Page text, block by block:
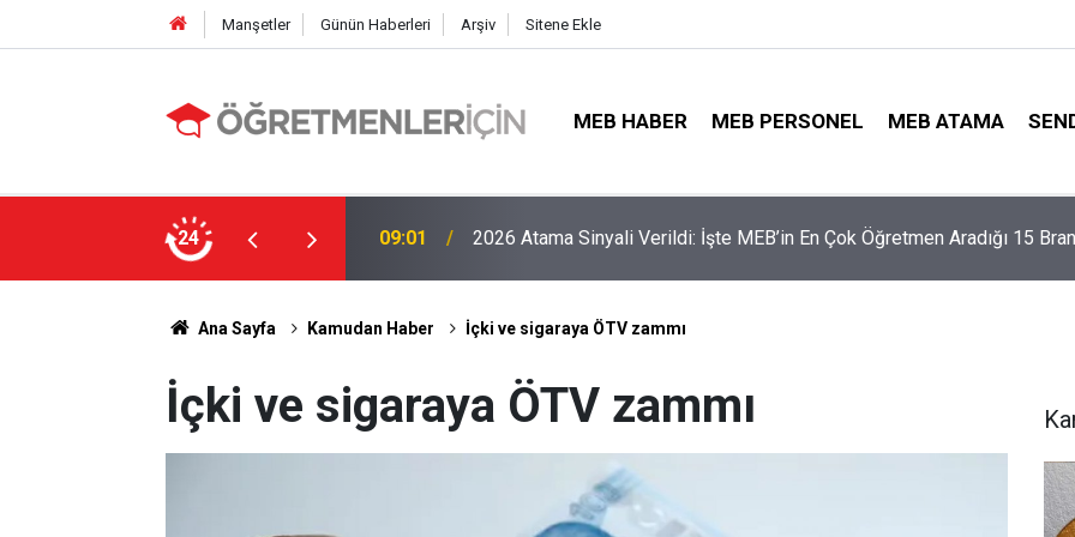
Manşetler Günün Haberleri Arşiv Sitene Ekle
MEB HABER MEB PERSONEL MEB ATAMA
24
19:00
LGS Nakillerinde Büyük Risk: Gözde Liselerde Kontenjanlar Bitti, Rekabet
Ana Sayfa Kamudan Haber İçki ve sigaraya ÖTV zammı
İçki ve sigaraya ÖTV zammı